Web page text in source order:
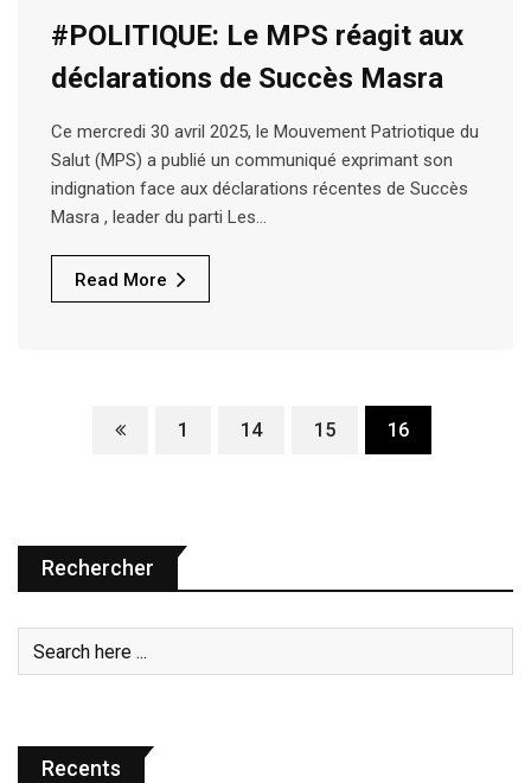
#POLITIQUE: Le MPS réagit aux
déclarations de Succès Masra
Ce mercredi 30 avril 2025, le Mouvement Patriotique du
Salut (MPS) a publié un communiqué exprimant son
indignation face aux déclarations récentes de Succès
Masra , leader du parti Les…
Read More
1 14 15 16
Rechercher
Recents